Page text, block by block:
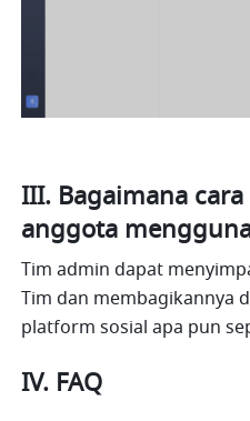
III. Bagaimana
anggota
Tim admin dapat
Tim dan membagikannya
platform sosial apa pun
IV. FAQ